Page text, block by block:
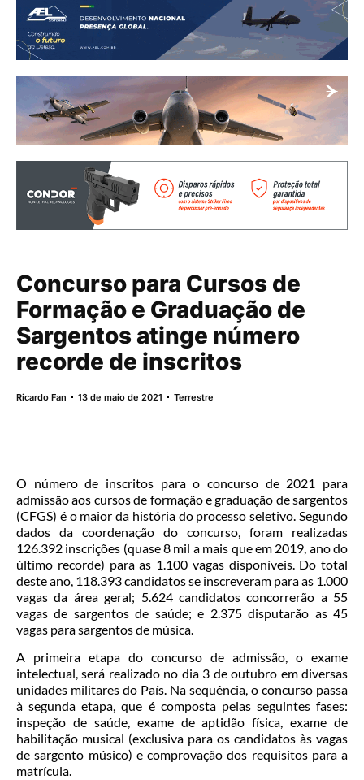
Concurso para Cursos de
Formação e Graduação de
Sargentos atinge número
recorde de inscritos
Ricardo Fan 13 de maio de 2021 Terrestre
O número de inscritos para o concurso de 2021 para
admissão aos cursos de formação e graduação de sargentos
(CFGS) é o maior da história do processo seletivo. Segundo
dados da coordenação do concurso, foram realizadas
126.392 inscrições (quase 8 mil a mais que em 2019, ano do
último recorde) para as 1.100 vagas disponíveis. Do total
deste ano, 118.393 candidatos se inscreveram para as 1.000
vagas da área geral; 5.624 candidatos concorrerão a 55
vagas de sargentos de saúde; e 2.375 disputarão as 45
vagas para sargentos de música.
A primeira etapa do concurso de admissão, o exame
intelectual, será realizado no dia 3 de outubro em diversas
unidades militares do País. Na sequência, o concurso passa
à segunda etapa, que é composta pelas seguintes fases:
inspeção de saúde, exame de aptidão física, exame de
habilitação musical (exclusiva para os candidatos às vagas
de sargento músico) e comprovação dos requisitos para a
matrícula.